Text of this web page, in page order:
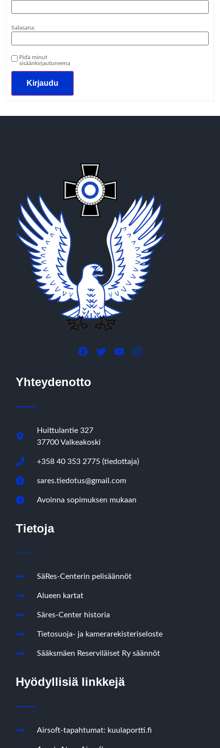
Salasana:
Pidä minut
sisäänkirjautuneena
Kirjaudu
Yhteydenotto
Huittulantie 327
37700 Valkeakoski
+358 40 353 2775 (tiedottaja)
sares.tiedotus@gmail.com
Avoinna sopimuksen mukaan
Tietoja
SäRes-Centerin pelisäännöt
Alueen kartat
Säres-Center historia
Tietosuoja- ja kamerarekisteriseloste
Sääksmäen Reserviläiset Ry säännöt
Hyödyllisiä linkkejä
Airsoft-tapahtumat: kuulaportti.fi